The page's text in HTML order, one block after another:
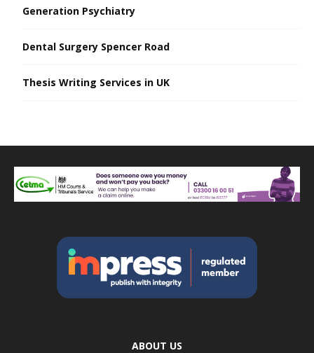
Generation Psychiatry
Dental Surgery Spencer Road
Thesis Writing Services in UK
ABOUT US